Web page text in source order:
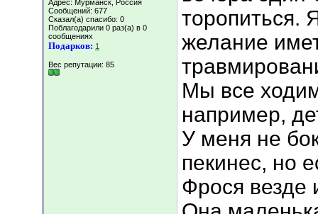
Адрес: Мурманск, Россия
Сообщений: 677
Сказал(а) спасибо: 0
Поблагодарили 0 раз(а) в 0
сообщениях
Подарков: 1
Вес репутации: 85
желание
Мы все
например,
У меня не
пекинес, но
Фрося везде